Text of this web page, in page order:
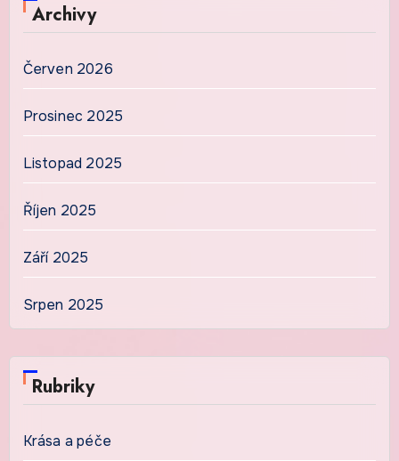
Archivy
Červen 2026
Prosinec 2025
Listopad 2025
Říjen 2025
Září 2025
Srpen 2025
Rubriky
Krása a péče